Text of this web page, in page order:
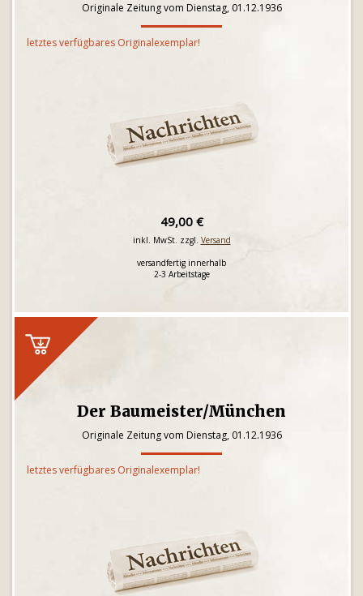
Originale Zeitung vom Dienstag, 01.12.1936
letztes verfügbares Originalexemplar!
49,00 €
inkl. MwSt. zzgl. Versand
versandfertig innerhalb
2-3 Arbeitstage
Der Baumeister/München
Originale Zeitung vom Dienstag, 01.12.1936
letztes verfügbares Originalexemplar!